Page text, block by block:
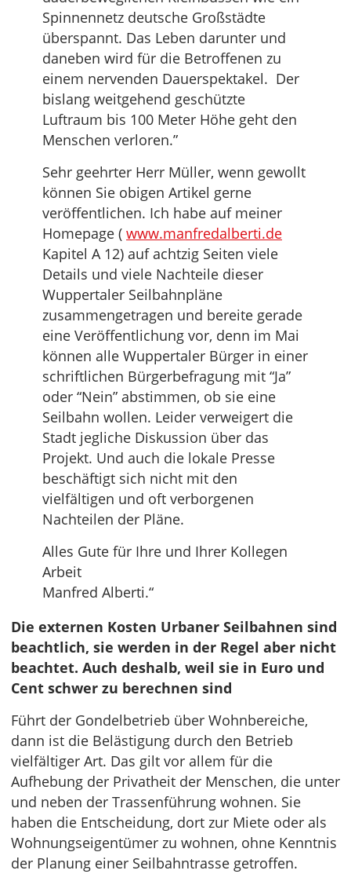
Spinnennetz deutsche Großstädte
überspannt. Das Leben darunter und
daneben wird für die Betroffenen zu
einem nervenden Dauerspektakel. Der
bislang weitgehend geschützte
Luftraum bis 100 Meter Höhe geht den
Menschen verloren.”
Sehr geehrter Herr Müller, wenn gewollt
können Sie obigen Artikel gerne
veröffentlichen. Ich habe auf meiner
Homepage ( www.manfredalberti.de
Kapitel A 12) auf achtzig Seiten viele
Details und viele Nachteile dieser
Wuppertaler Seilbahnpläne
zusammengetragen und bereite gerade
eine Veröffentlichung vor, denn im Mai
können alle Wuppertaler Bürger in einer
schriftlichen Bürgerbefragung mit “Ja”
oder “Nein” abstimmen, ob sie eine
Seilbahn wollen. Leider verweigert die
Stadt jegliche Diskussion über das
Projekt. Und auch die lokale Presse
beschäftigt sich nicht mit den
vielfältigen und oft verborgenen
Nachteilen der Pläne.
Alles Gute für Ihre und Ihrer Kollegen
Arbeit
Manfred Alberti.“
Die externen Kosten Urbaner Seilbahnen sind
beachtlich, sie werden in der Regel aber nicht
beachtet. Auch deshalb, weil sie in Euro und
Cent schwer zu berechnen sind
Führt der Gondelbetrieb über Wohnbereiche,
dann ist die Belästigung durch den Betrieb
vielfältiger Art. Das gilt vor allem für die
Aufhebung der Privatheit der Menschen, die unter
und neben der Trassenführung wohnen. Sie
haben die Entscheidung, dort zur Miete oder als
Wohnungseigentümer zu wohnen, ohne Kenntnis
der Planung einer Seilbahntrasse getroffen.